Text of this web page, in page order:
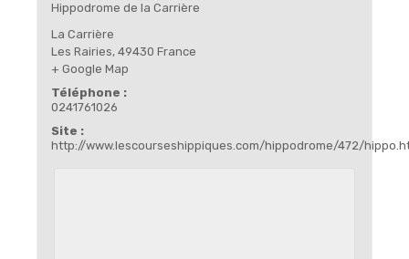
Hippodrome de la Carrière
La Carrière
Les Rairies, 49430 France
+ Google Map
Téléphone :
0241761026
Site :
http://www.lescourseshippiques.com/hippodrome/472/